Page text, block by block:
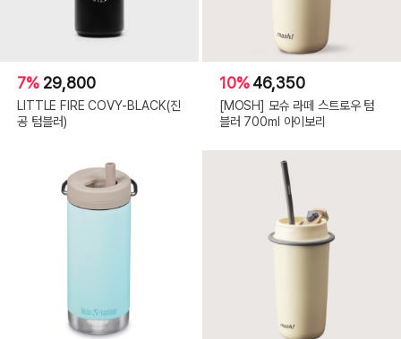
7% 29,800
LITTLE FIRE COVY-BLACK(진
공 텀블러)
10%46,350
[MOSH] 모슈 라떼 스트로우 텀
블러 700ml 아이보리